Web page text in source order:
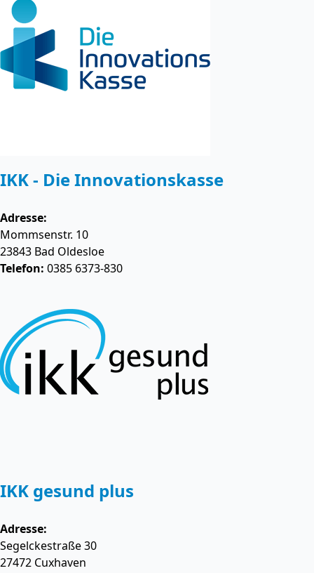
IKK - Die Innovationskasse
Adresse:
Mommsenstr. 10
23843 Bad Oldesloe
Telefon: 0385 6373-830
IKK gesund plus
Adresse:
Segelckestraße 30
27472 Cuxhaven